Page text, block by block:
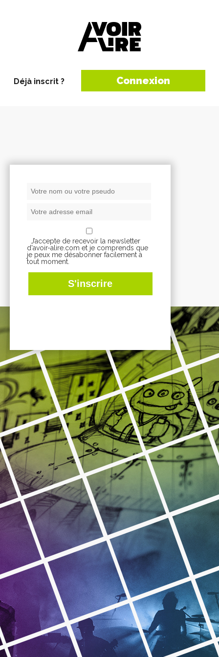
Déjà inscrit ? Connexion
J’accepte de recevoir la newsletter
d'avoir-alire.com et je comprends que
je peux me désabonner facilement à
tout moment.